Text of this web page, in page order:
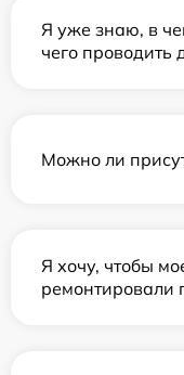
Я уже знаю, в
чего проводить
Можно ли
Я хочу, чтобы
ремонтировали